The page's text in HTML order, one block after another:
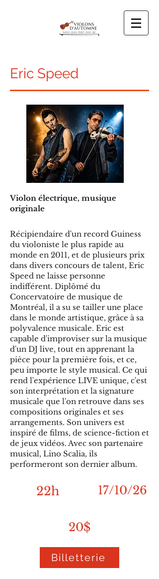
Eric Speed
Violon électrique, musique
originale
Récipiendaire d'un record Guiness
du violoniste le plus rapide au
monde en 2011, et de plusieurs prix
dans divers concours de talent, Eric
Speed ne laisse personne
indifférent. Diplômé du
Concervatoire de musique de
Montréal, il a su se tailler une place
dans le monde artistique, grâce à sa
polyvalence musicale. Eric est
capable d'improviser sur la musique
d'un DJ live, tout en apprenant la
pièce pour la première fois, et ce,
peu importe le style musical. Ce qui
rend l'expérience LIVE unique, c'est
son interprétation et la signature
musicale que l'on retrouve dans ses
compositions originales et ses
arrangements. Son univers est
inspiré de films, de science-fiction et
de jeux vidéos. Avec son partenaire
musical, Lino Scalia, ils
performeront son dernier album.
22h 17/10/26
20$
Billetterie